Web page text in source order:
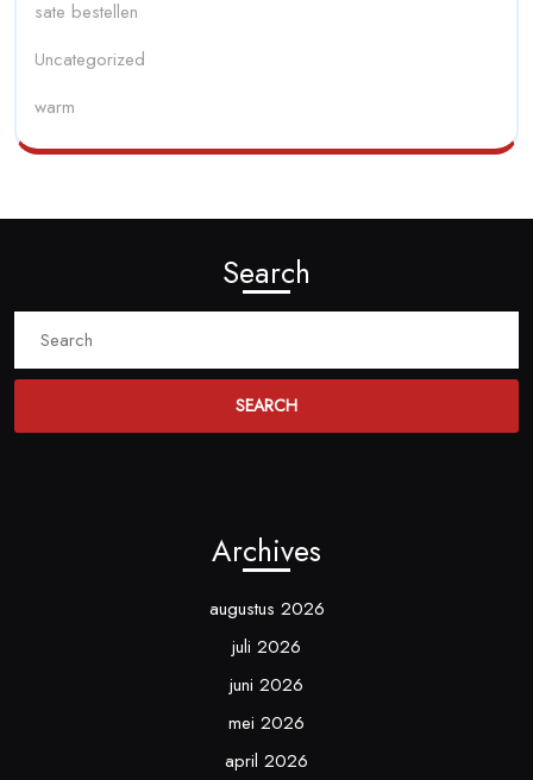
sate bestellen
Uncategorized
warm
Search
Archives
augustus 2026
juli 2026
juni 2026
mei 2026
april 2026